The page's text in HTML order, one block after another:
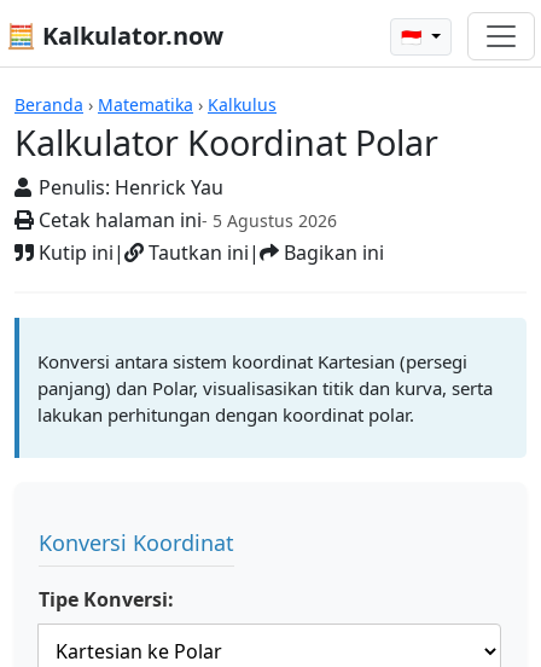
🧮 Kalkulator.now 🇮🇩
Beranda › Matematika › Kalkulus
Kalkulator Koordinat Polar
Penulis: Henrick Yau
Cetak halaman ini- 5 Agustus 2026
Kutip ini| Tautkan ini| Bagikan ini
Kalkulator-kalkulator
Konversi antara sistem koordinat Kartesian (persegi
panjang) dan Polar, visualisasikan titik dan kurva, serta
lakukan perhitungan dengan koordinat polar.
Konversi Koordinat
Tipe Konversi: